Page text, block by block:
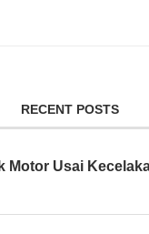
RECENT POSTS
Motor Usai